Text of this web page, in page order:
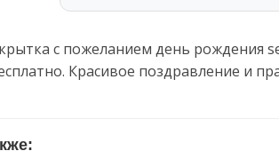
с пожеланием день рождения
Красивое поздравление и